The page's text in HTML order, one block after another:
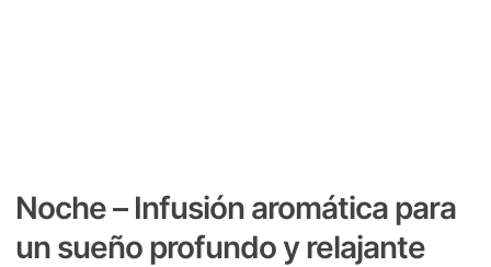
Noche – Infusión aromática para
un sueño profundo y relajante